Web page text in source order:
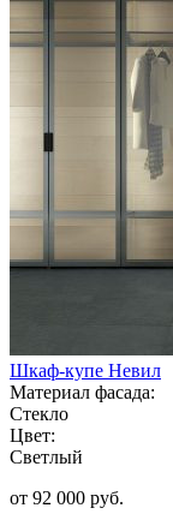
Шкаф-купе Невил
Материал фасада:
Стекло
Цвет:
Светлый
от 92 000 руб.